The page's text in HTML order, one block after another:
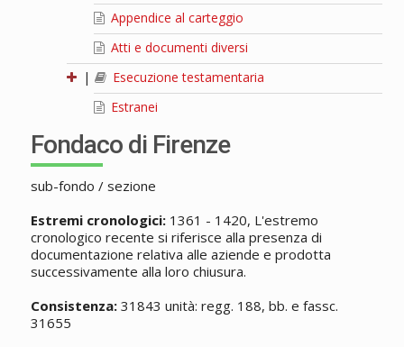
Appendice al carteggio
Atti e documenti diversi
|
Esecuzione testamentaria
Estranei
Fondaco di Firenze
sub-fondo / sezione
Estremi cronologici:1361 - 1420, L'estremo
cronologico recente si riferisce alla presenza di
documentazione relativa alle aziende e prodotta
successivamente alla loro chiusura.
Consistenza:31843 unità: regg. 188, bb. e fassc.
31655